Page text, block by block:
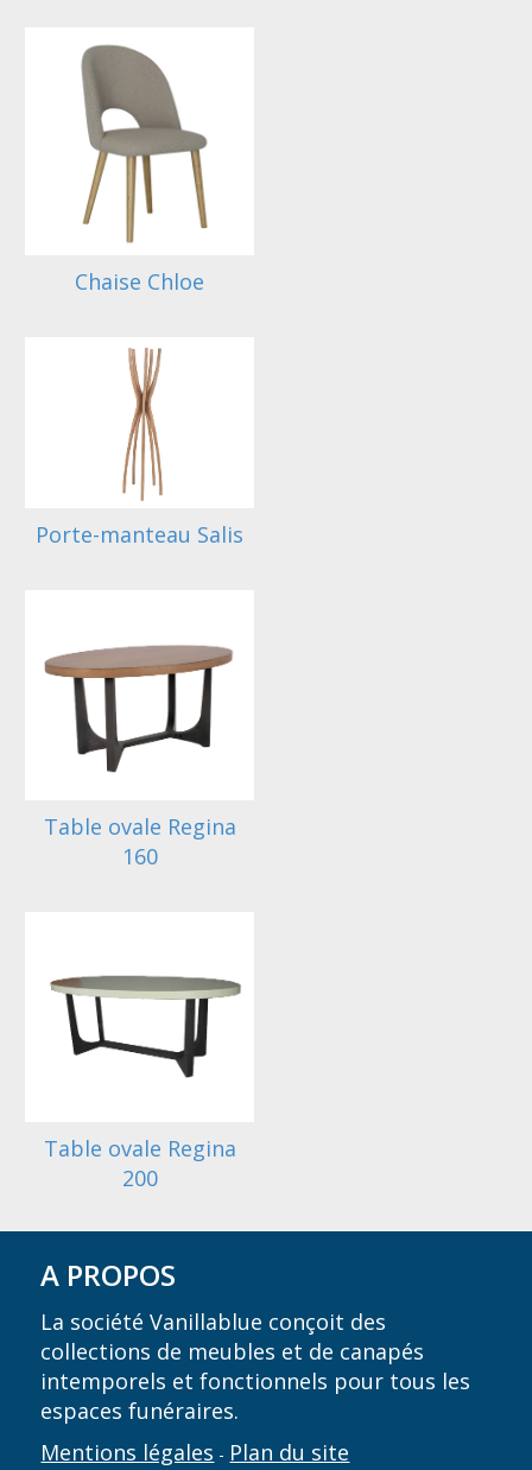
Chaise Chloe
Porte-manteau Salis
Table ovale Regina
160
Table ovale Regina
200
A PROPOS
La société Vanillablue conçoit des
collections de meubles et de canapés
intemporels et fonctionnels pour tous les
espaces funéraires.
Mentions légales - Plan du site